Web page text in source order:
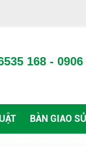
168 - 0906
BÀN GIAO